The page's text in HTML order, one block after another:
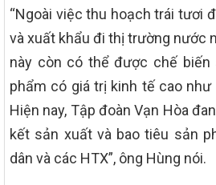
“Ngoài việc thu hoạch trái tươi
và xuất khẩu đi thị trường nước
này còn có thể được chế biến
phẩm có giá trị kinh tế cao
Hiện nay, Tập đoàn Vạn Hòa
kết sản xuất và bao tiêu sản
dân và các HTX”, ông Hùng nói.